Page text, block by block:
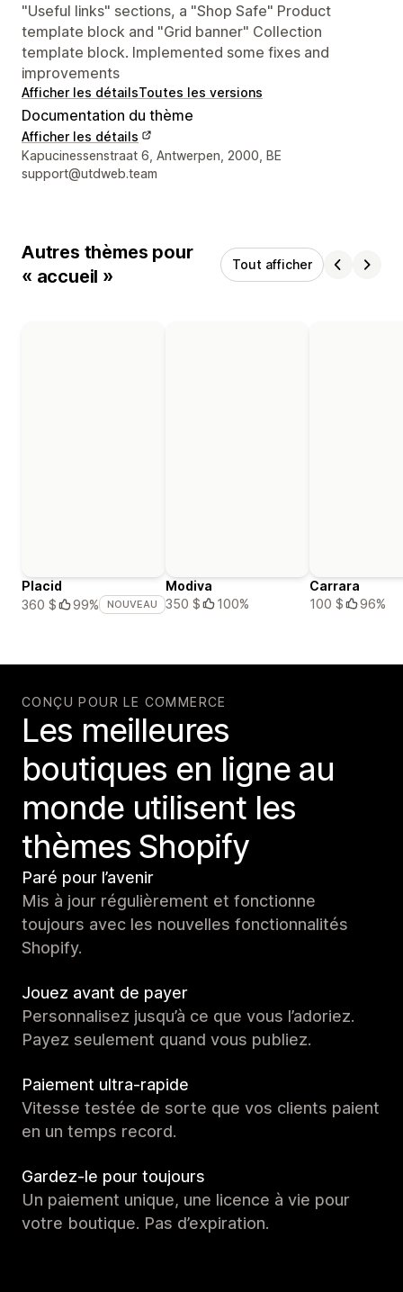
"Useful links" sections, a "Shop Safe" Product
template block and "Grid banner" Collection
template block. Implemented some fixes and
improvements
Afficher les détailsToutes les versions
Documentation du thème
Afficher les détails
Coordonnées du concepteur
Kapucinessenstraat 6, Antwerpen, 2000, BE
support@utdweb.team
Autres thèmes pour
« accueil »
Tout afficher
Placid
360 $
99% NOUVEAU
Modiva
350 $
100%
Carrara
100 $
96%
CONÇU POUR LE COMMERCE
Les meilleures
boutiques en ligne au
monde utilisent les
thèmes Shopify
Paré pour l’avenir
Mis à jour régulièrement et fonctionne
toujours avec les nouvelles fonctionnalités
Shopify.
Jouez avant de payer
Personnalisez jusqu’à ce que vous l’adoriez.
Payez seulement quand vous publiez.
Paiement ultra-rapide
Vitesse testée de sorte que vos clients paient
en un temps record.
Gardez-le pour toujours
Un paiement unique, une licence à vie pour
votre boutique. Pas d’expiration.